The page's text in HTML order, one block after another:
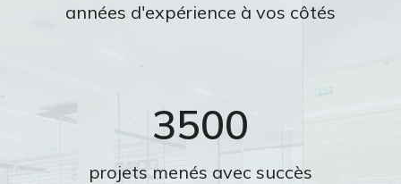
années d'expérience à vos côtés
3500
projets menés avec succès